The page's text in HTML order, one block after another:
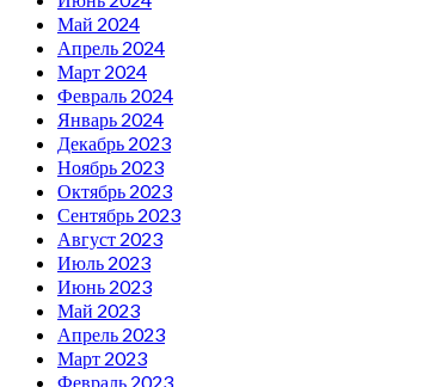
Май 2024
Апрель 2024
Март 2024
Февраль 2024
Январь 2024
Декабрь 2023
Ноябрь 2023
Октябрь 2023
Сентябрь 2023
Август 2023
Июль 2023
Июнь 2023
Май 2023
Апрель 2023
Март 2023
Февраль 2023